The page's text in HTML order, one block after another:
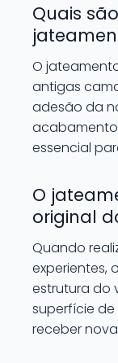
Quais
O
antigas
adesão da
acabamento
essencial
O
original
Quando
experientes,
estrutura do
superfície
receber